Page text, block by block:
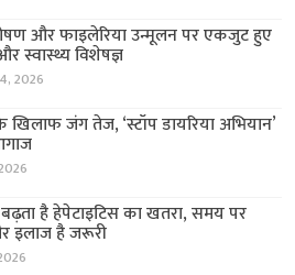
और फाइलेरिया उन्मूलन पर एकजुट हुए
स्वास्थ्य विशेषज्ञ
2026
खिलाफ जंग तेज, ‘स्टॉप डायरिया अभियान’
है हेपेटाइटिस का खतरा, समय पर
इलाज है जरूरी